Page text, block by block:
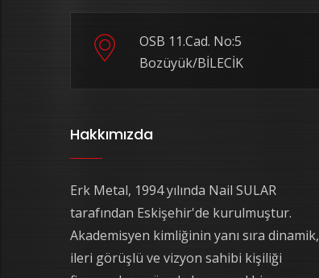
OSB 11.Cad. No:5
Bozüyük/BİLECİK
Hakkımızda
Erk Metal, 1994 yılında Nail SULAR
tarafından Eskişehir'de kurulmuştur.
Akademisyen kimliğinin yanı sıra dinamik,
ileri görüşlü ve vizyon sahibi kişiliği